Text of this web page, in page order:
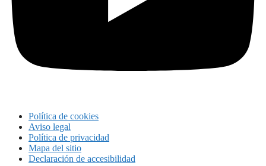
Política de cookies
Aviso legal
Política de privacidad
Mapa del sitio
Declaración de accesibilidad